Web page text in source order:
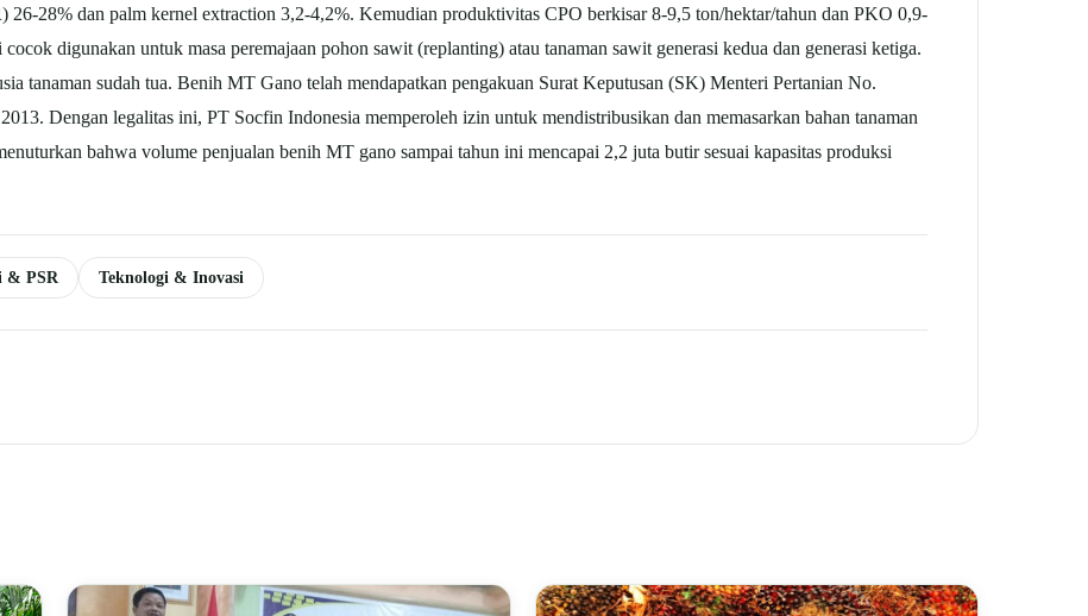
26-28% dan palm kernel extraction 3,2-4,2%. Kemudian produktivitas CPO berkisar 8-9,5 ton/hektar/tahun dan PKO 0,9-
digunakan untuk masa peremajaan pohon sawit (replanting) atau tanaman sawit generasi kedua dan generasi ketiga.
tanaman sudah tua. Benih MT Gano telah mendapatkan pengakuan Surat Keputusan (SK) Menteri Pertanian No.
Dengan legalitas ini, PT Socfin Indonesia memperoleh izin untuk mendistribusikan dan memasarkan bahan tanaman
bahwa volume penjualan benih MT gano sampai tahun ini mencapai 2,2 juta butir sesuai kapasitas produksi
& PSR Teknologi & Inovasi